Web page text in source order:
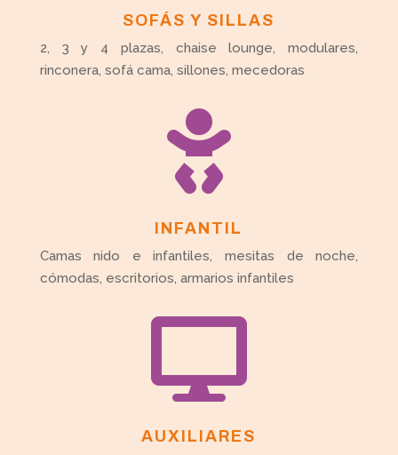
SOFÁS Y SILLAS
2, 3 y 4 plazas, chaise lounge, modulares,
rinconera, sofá cama, sillones, mecedoras

INFANTIL
Camas nido e infantiles, mesitas de noche,
cómodas, escritorios, armarios infantiles

AUXILIARES